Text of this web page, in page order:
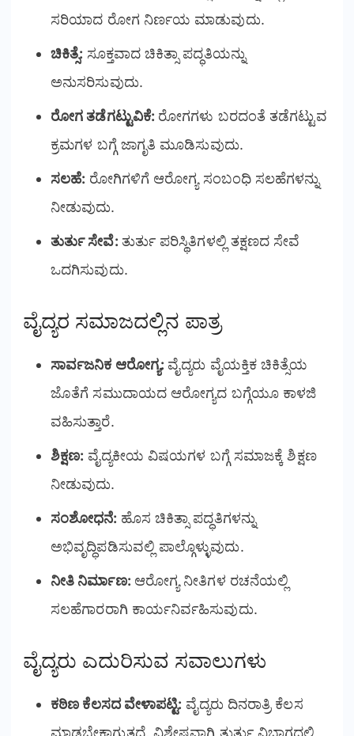
ಸರಿಯಾದ ರೋಗ ನಿರ್ಣಯ ಮಾಡುವುದು.
ಚಿಕಿತ್ಸೆ: ಸೂಕ್ತವಾದ ಚಿಕಿತ್ಸಾ ಪದ್ಧತಿಯನ್ನು
ಅನುಸರಿಸುವುದು.
ರೋಗ ತಡೆಗಟ್ಟುವಿಕೆ: ರೋಗಗಳು ಬರದಂತೆ ತಡೆಗಟ್ಟುವ
ಕ್ರಮಗಳ ಬಗ್ಗೆ ಜಾಗೃತಿ ಮೂಡಿಸುವುದು.
ಸಲಹೆ: ರೋಗಿಗಳಿಗೆ ಆರೋಗ್ಯ ಸಂಬಂಧಿ ಸಲಹೆಗಳನ್ನು
ನೀಡುವುದು.
ತುರ್ತು ಸೇವೆ: ತುರ್ತು ಪರಿಸ್ಥಿತಿಗಳಲ್ಲಿ ತಕ್ಷಣದ ಸೇವೆ
ಒದಗಿಸುವುದು.
ವೈದ್ಯರ ಸಮಾಜದಲ್ಲಿನ ಪಾತ್ರ
ಸಾರ್ವಜನಿಕ ಆರೋಗ್ಯ: ವೈದ್ಯರು ವೈಯಕ್ತಿಕ ಚಿಕಿತ್ಸೆಯ
ಜೊತೆಗೆ ಸಮುದಾಯದ ಆರೋಗ್ಯದ ಬಗ್ಗೆಯೂ ಕಾಳಜಿ
ವಹಿಸುತ್ತಾರೆ.
ಶಿಕ್ಷಣ: ವೈದ್ಯಕೀಯ ವಿಷಯಗಳ ಬಗ್ಗೆ ಸಮಾಜಕ್ಕೆ ಶಿಕ್ಷಣ
ನೀಡುವುದು.
ಸಂಶೋಧನೆ: ಹೊಸ ಚಿಕಿತ್ಸಾ ಪದ್ಧತಿಗಳನ್ನು
ಅಭಿವೃದ್ಧಿಪಡಿಸುವಲ್ಲಿ ಪಾಲ್ಗೊಳ್ಳುವುದು.
ನೀತಿ ನಿರ್ಮಾಣ: ಆರೋಗ್ಯ ನೀತಿಗಳ ರಚನೆಯಲ್ಲಿ
ಸಲಹೆಗಾರರಾಗಿ ಕಾರ್ಯನಿರ್ವಹಿಸುವುದು.
ವೈದ್ಯರು ಎದುರಿಸುವ ಸವಾಲುಗಳು
ಕಠಿಣ ಕೆಲಸದ ವೇಳಾಪಟ್ಟಿ: ವೈದ್ಯರು ದಿನರಾತ್ರಿ ಕೆಲಸ
ಮಾಡಬೇಕಾಗುತ್ತದೆ, ವಿಶೇಷವಾಗಿ ತುರ್ತು ವಿಭಾಗದಲ್ಲಿ